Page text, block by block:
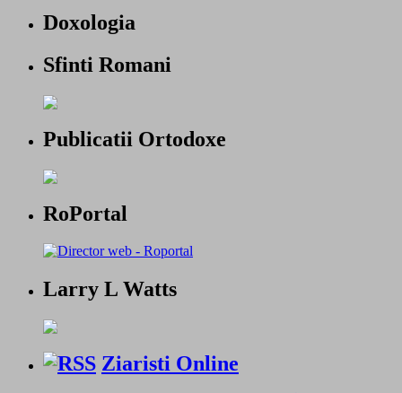
Doxologia
Sfinti Romani
Publicatii Ortodoxe
RoPortal
Larry L Watts
Ziaristi Online